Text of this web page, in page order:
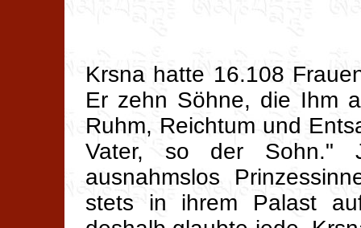
Krsna hatte 16.108
Er zehn Söhne, die Ihm
Ruhm, Reichtum und
Vater, so der Sohn."
ausnahmslos
stets in ihrem Palast